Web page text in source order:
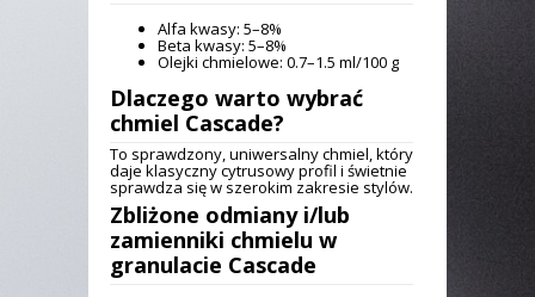
Alfa kwasy: 5–8%
Beta kwasy: 5–8%
Olejki chmielowe: 0.7–1.5 ml/100 g
Dlaczego warto wybrać
chmiel Cascade?
To sprawdzony, uniwersalny chmiel, który
daje klasyczny cytrusowy profil i świetnie
sprawdza się w szerokim zakresie stylów.
Zbliżone odmiany i/lub
zamienniki chmielu w
granulacie Cascade